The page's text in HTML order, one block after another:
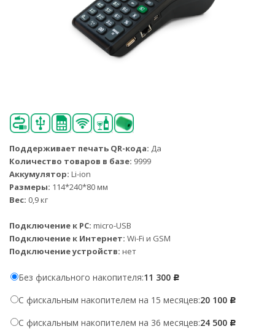
Поддерживает печать QR-кода: Да
Количество товаров в базе: 9999
Аккумулятор: Li-ion
Размеры: 114*240*80 мм
Вес: 0,9 кг
Подключение к PC: micro-USB
Подключение к Интернет: Wi-Fi и GSM
Подключение устройств: нет
Без фискального накопителя:11 300 Р
С фискальным накопителем на 15 месяцев:20 100 Р
С фискальным накопителем на 36 месяцев:24 500 Р